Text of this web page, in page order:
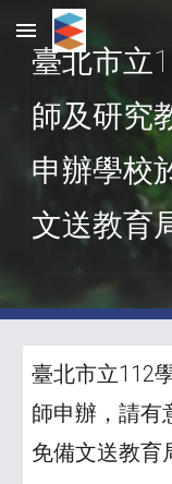
Skip to main content
臺北市立
師及研究
申辦學校
文送教育
臺北市立112
師申辦，請有
免備文送教育